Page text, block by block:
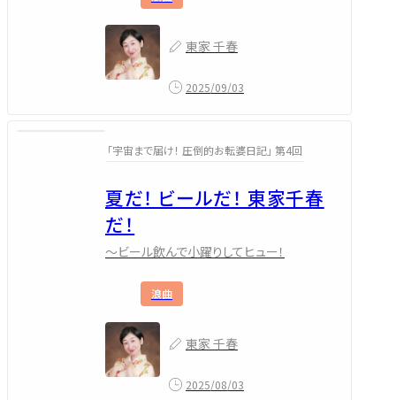
東家 千春
2025/09/03
「宇宙まで届け！ 圧倒的お転婆日記」 第4回
夏だ！ ビールだ！ 東家千春
だ！
～ビール飲んで小躍りしてヒュー！
浪曲
東家 千春
2025/08/03